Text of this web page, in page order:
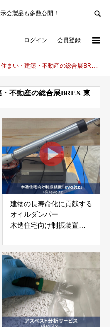
会製品も多数公開！
ログイン 会員登録
まい・建築・不動産の総合展BREX 東京
・不動産の総合展BREX 東
建物の長寿命化に貢献する
オイルダンパー
木造住宅向け制振装置
株式会社evoltz